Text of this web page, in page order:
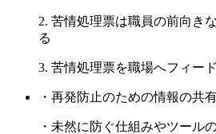
2. 苦情処理票は職員の前向き
る
3. 苦情処理票を職場へフィー
・再発防止のための情報の共
・未然に防ぐ仕組みやツール